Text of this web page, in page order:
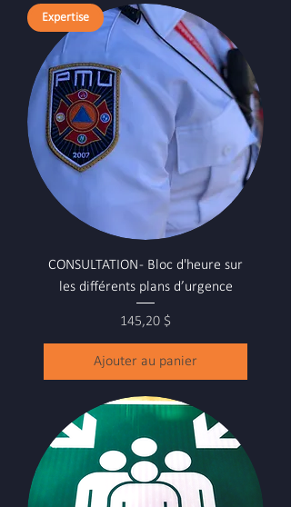
Expertise
CONSULTATION - Bloc d'heure sur
les différents plans d’urgence
Prix
145,20 $
Ajouter au panier